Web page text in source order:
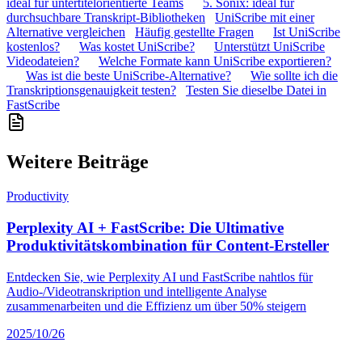
ideal für untertitelorientierte Teams
5. Sonix: ideal für
durchsuchbare Transkript-Bibliotheken
UniScribe mit einer
Alternative vergleichen
Häufig gestellte Fragen
Ist UniScribe
kostenlos?
Was kostet UniScribe?
Unterstützt UniScribe
Videodateien?
Welche Formate kann UniScribe exportieren?
Was ist die beste UniScribe-Alternative?
Wie sollte ich die
Transkriptionsgenauigkeit testen?
Testen Sie dieselbe Datei in
FastScribe
Weitere Beiträge
Productivity
Perplexity AI + FastScribe: Die Ultimative
Produktivitätskombination für Content-Ersteller
Entdecken Sie, wie Perplexity AI und FastScribe nahtlos für
Audio-/Videotranskription und intelligente Analyse
zusammenarbeiten und die Effizienz um über 50% steigern
2025/10/26